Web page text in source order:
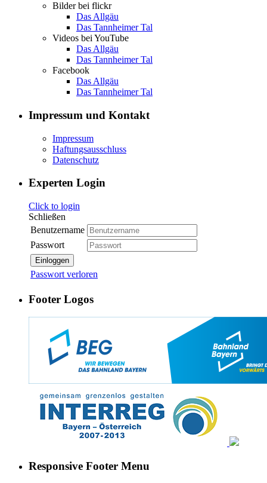
Bilder bei flickr
Das Allgäu
Das Tannheimer Tal
Videos bei YouTube
Das Allgäu
Das Tannheimer Tal
Facebook
Das Allgäu
Das Tannheimer Tal
Impressum und Kontakt
Impressum
Haftungsausschluss
Datenschutz
Experten Login
Click to login
Schließen
Benutzername
Passwort
Einloggen
Passwort verloren
Footer Logos
Responsive Footer Menu